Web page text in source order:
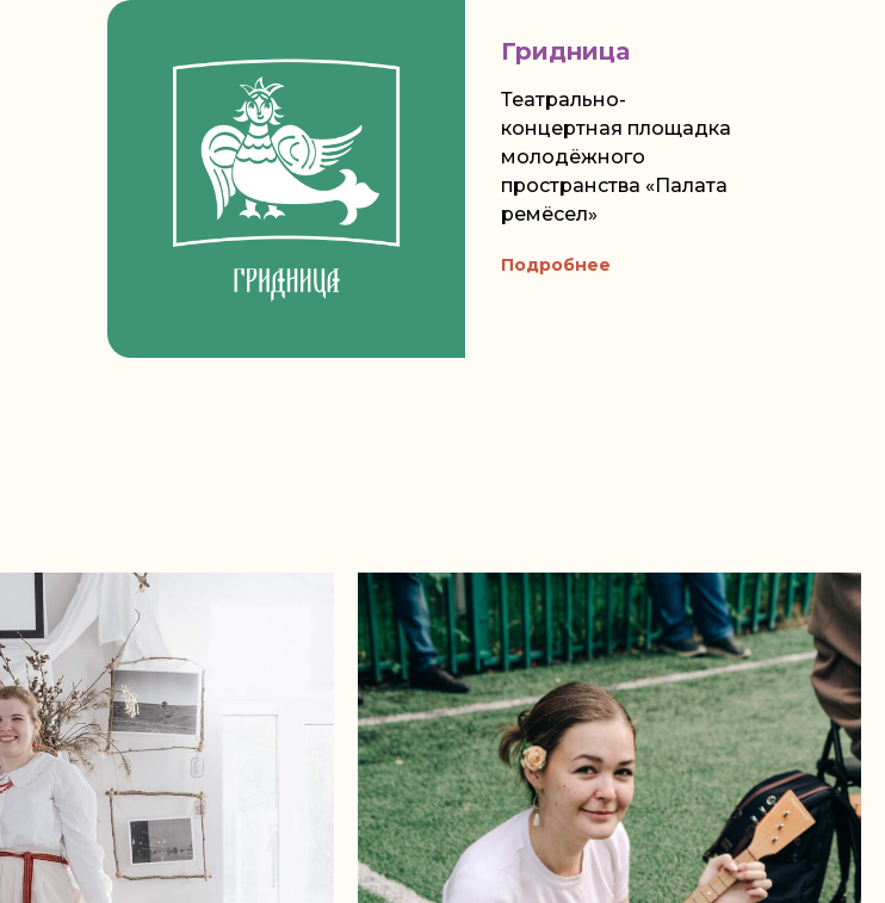
Гридница
Театрально-
концертная площадка
молодёжного
пространства «Палата
ремёсел»
Подробнее